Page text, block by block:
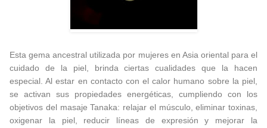
Esta gema ancestral utilizada por mujeres en Asia oriental para el
cuidado de la piel, brinda ciertas cualidades que la hacen
especial. Al estar en contacto con el calor humano sobre la piel,
se activan sus propiedades energéticas, cumpliendo con los
objetivos del masaje Tanaka: relajar el músculo, eliminar toxinas,
oxigenar la piel, reducir líneas de expresión y mejorar la